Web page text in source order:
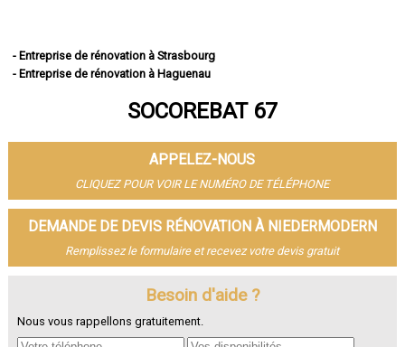
- Entreprise de rénovation à Strasbourg
- Entreprise de rénovation à Haguenau
- Entreprise de rénovation à Illkirch-Graffenstaden
- Entreprise de rénovation à Bischheim
- Entreprise de rénovation à Lingolsheim
- Entreprise de rénovation à Bischwiller
- Entreprise de rénovation à Saverne
- Entreprise de rénovation à Obernai
- Entreprise de rénovation à Ostwald
- Entreprise de rénovation à Hœnheim
- Entreprise de rénovation à Brumath
- Entreprise de rénovation à Molsheim
- Entreprise de rénovation à Wissembourg
SOCOREBAT 67
APPELEZ-NOUS
CLIQUEZ POUR VOIR LE NUMÉRO DE TÉLÉPHONE
DEMANDE DE DEVIS RÉNOVATION À NIEDERMODERN
Remplissez le formulaire et recevez votre devis gratuit
Besoin d'aide ?
Nous vous rappellons gratuitement.